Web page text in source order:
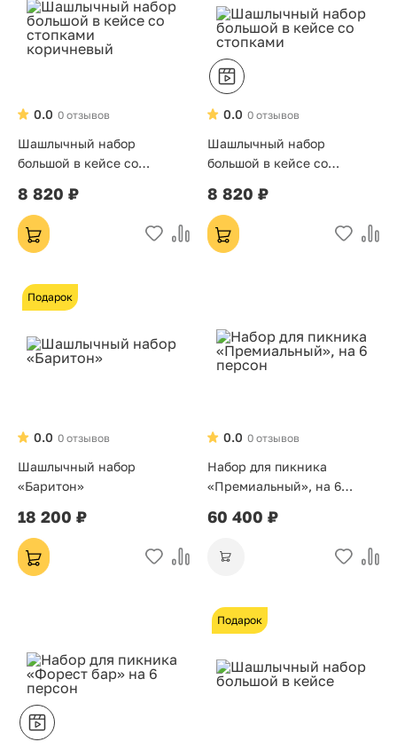
0 отзывов
0.0
Шашлычный набор
большой в кейсе со
8 820 ₽
0 отзывов
0.0
Шашлычный набор
большой в кейсе со
8 820 ₽
Подарок
0 отзывов
0.0
Шашлычный набор
«Баритон»
18 200 ₽
0 отзывов
0.0
Набор для пикника
«Премиальный», на 6
60 400 ₽
Подарок